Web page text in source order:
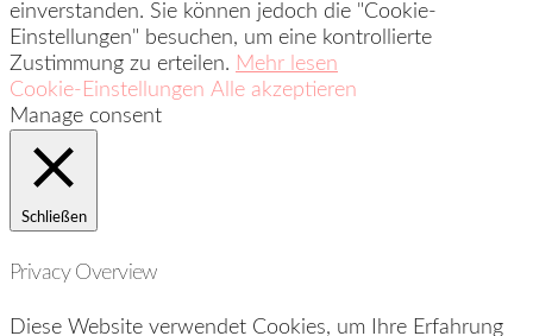
einverstanden. Sie können jedoch die "Cookie-
Einstellungen" besuchen, um eine kontrollierte
Zustimmung zu erteilen. Mehr lesen
Cookie-Einstellungen Alle akzeptieren
Manage consent
Schließen
Privacy Overview
Diese Website verwendet Cookies, um Ihre Erfahrung